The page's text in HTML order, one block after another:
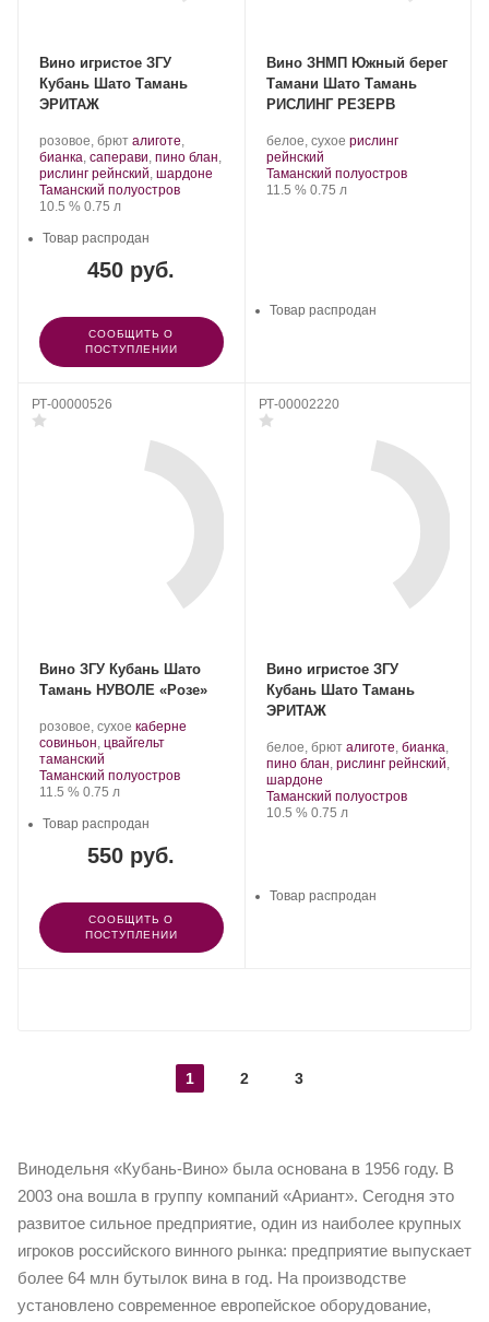
Вино игристое ЗГУ
Кубань Шато Тамань
ЭРИТАЖ
Производитель:
Шато
Тамань.
розовое, брют .
Сорт
винограда:
алиготе,
бианка, саперави, пино блан,
рислинг рейнский, шардоне
Регион:
Таманский полуостров
Крепость
10.5 %. Объем
0.75 л
450 руб.
Товар распродан
СООБЩИТЬ О
ПОСТУПЛЕНИИ
Вино ЗНМП Южный берег
Тамани Шато Тамань
РИСЛИНГ РЕЗЕРВ
Производитель:
Шато
Тамань.
белое, сухое .
винограда:
рислинг
рейнский.
Регион:
Таманский полуостров
Крепость
11.5 %. Объем
0.75 л
Товар распродан
РТ-00000526
Вино ЗГУ Кубань Шато
Тамань НУВОЛЕ «Розе»
Производитель:
Шато
Тамань.
розовое, сухое .
Сорт
каберне
совиньон, цвайгельт
таманский
Регион:
Таманский полуостров
Крепость
11.5 %. Объем
0.75 л
550 руб.
Товар распродан
СООБЩИТЬ О
ПОСТУПЛЕНИИ
РТ-00002220
Вино игристое ЗГУ
Кубань Шато Тамань
ЭРИТАЖ
Производитель:
Шато
Тамань.
белое, брют .
Сорт
алиготе, бианка,
пино блан, рислинг рейнский,
шардоне.
Регион:
Таманский полуостров
Крепость
10.5 %. Объем
0.75 л
Товар распродан
1 2 3
Винодельня «Кубань-Вино» была основана в 1956 году. В
2003 она вошла в группу компаний «Ариант». Сегодня это
развитое сильное предприятие, один из наиболее крупных
игроков российского винного рынка: предприятие выпускает
более 64 млн бутылок вина в год. На производстве
установлено современное европейское оборудование,